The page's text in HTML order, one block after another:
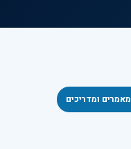
מאמרים ומדריכים